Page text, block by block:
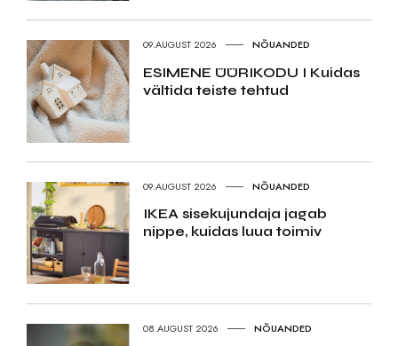
09.AUGUST 2026 NÕUANDED
ESIMENE ÜÜRIKODU I Kuidas
vältida teiste tehtud
09.AUGUST 2026 NÕUANDED
IKEA sisekujundaja jagab
nippe, kuidas luua toimiv
08.AUGUST 2026 NÕUANDED